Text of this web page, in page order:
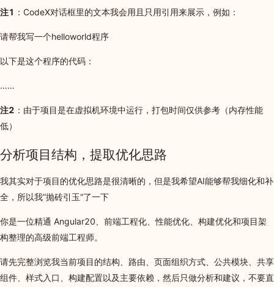
注1 ：CodeX对话框里的文本我会用且只用引用来展示，例如：
请帮我写一个helloworld程序
以下是这个程序的代码：
……
注2 ：由于项目是在虚拟机环境中运行，打包时间仅供参考（内存性能
低）
分析项目结构，提取优化思路
我其实对于项目的优化思路是很清晰的，但是我希望AI能够帮我细化和补
全，所以我”抛砖引玉“了一下
你是一位精通 Angular20、前端工程化、性能优化、构建优化和项目架
构整理的高级前端工程师。
请先完整浏览我当前项目的结构、路由、页面组织方式、公共模块、共享
组件、样式入口、构建配置以及主要依赖，然后只做分析和建议，不要直